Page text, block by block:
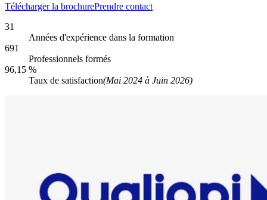
Télécharger la brochurePrendre contact
31
Années d'expérience dans la formation
691
Professionnels formés
96,15 %
Taux de satisfaction(Mai 2024 à Juin 2026)